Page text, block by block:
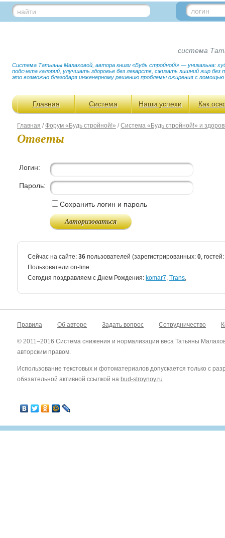
найти логин
система
Система Татьяны Малаховой, автора книги «Будь стройной!» — уникальна:
подсчета калорий, улучшать здоровье без лекарств, сжигать лишний жир
это возможно благодаря инженерному решению проблемы ожирения с
Главная Система Наши успехи Как
Главная /Форум «Будь стройной!» /Система «Будь стройной!» и
Ответы
Логин:
Пароль:
Сохранить логин и пароль
Сейчас на сайте: 36 пользователей (зарегистрированных: 0, гостей:
Пользователи on-line:
Cегодня поздравляем с Днем Рождения: komar7, Trans,
Правила Об авторе Задать вопрос Сотрудничество
© 2011–2016 Система снижения и нормализации веса Татьяны
авторским правом.
Использование текстовых и фотоматериалов допускается только с
обязательной активной ссылкой на bud-stroynoy.ru